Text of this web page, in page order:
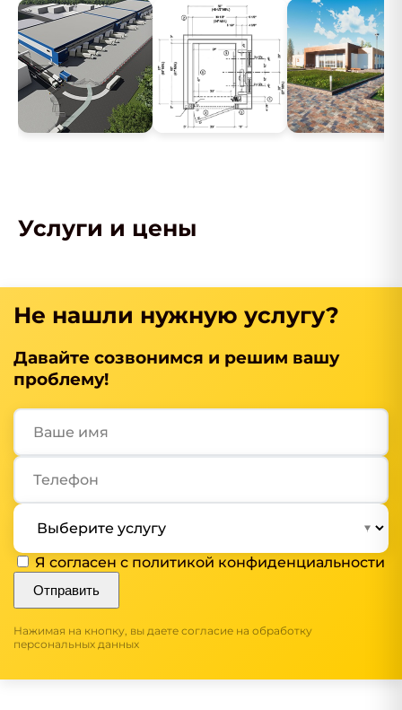
Услуги и цены
Не нашли нужную услугу?
Давайте созвонимся и решим вашу
проблему!
Я согласен с политикой конфиденциальности
Отправить
Нажимая на кнопку, вы даете согласие на обработку
персональных данных